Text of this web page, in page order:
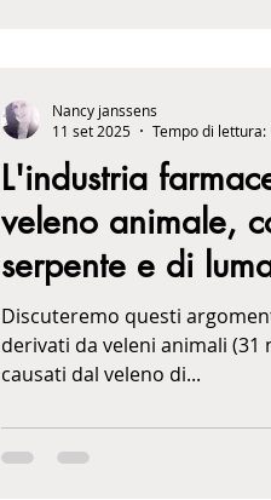
L'industria
veleno animale,
serpente e di
medicina
Discuteremo questi
derivati da veleni animali
causati dal veleno di...
Nancy janssens
11 set 2025
Tempo di lettura: